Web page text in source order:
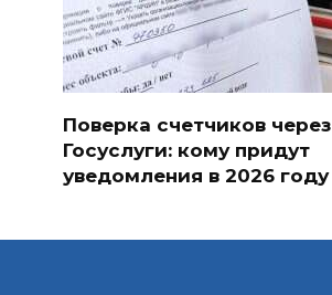
Поверка счетчиков через
Госуслуги: кому придут
уведомления в 2026 году